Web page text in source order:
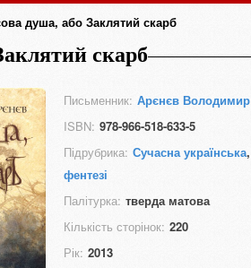
душа, або Заклятий скарб
скарб
Письменник: Арєнєв Володимир
ISBN: 978-966-518-633-5
Підрубрика: Сучасна українська,
фентезі
Палітурка: тверда матова
Кількість сторінок: 220
Рік: 2013